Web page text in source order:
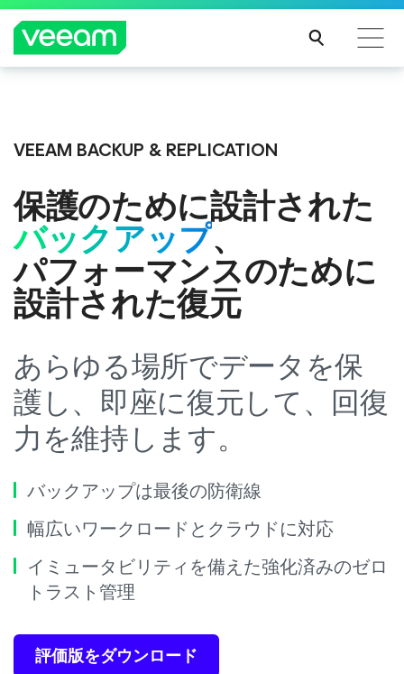
続き
む
ットフォーム。フルコントロール。
今すぐ詳細を見る
VEEAM BACKUP & REPLICATION
保護のために設計された
バックアップ、
パフォーマンスのために
設計された復元
あらゆる場所でデータを保
護し、即座に復元して、回復
力を維持します。
バックアップは最後の防衛線
幅広いワークロードとクラウドに対応
イミュータビリティを備えた強化済みのゼロ
トラスト管理
評価版をダウンロード